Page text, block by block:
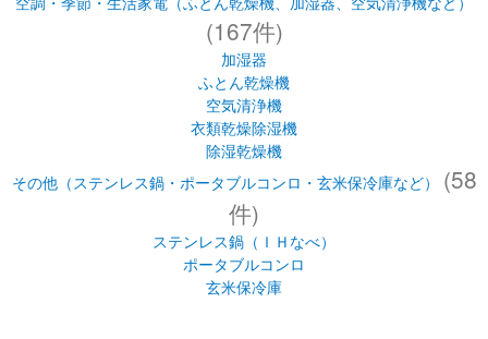
(167件)
加湿器
ふとん乾燥機
空気清浄機
衣類乾燥除湿機
除湿乾燥機
その他（ステンレス鍋・ポータブルコンロ・玄米保冷庫など）
(58
件)
ステンレス鍋（ＩＨなべ）
ポータブルコンロ
玄米保冷庫